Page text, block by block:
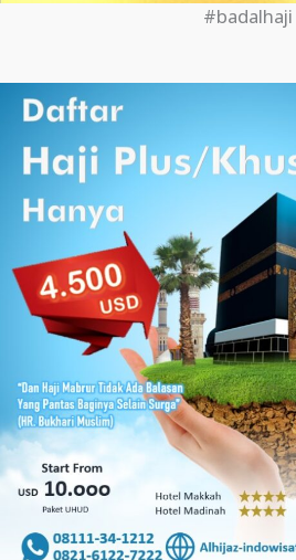
#badalhaji